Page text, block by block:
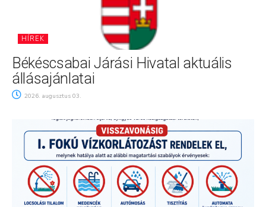
HÍREK
Békéscsabai Járási Hivatal aktuális
állásajánlatai
2026. augusztus 03.